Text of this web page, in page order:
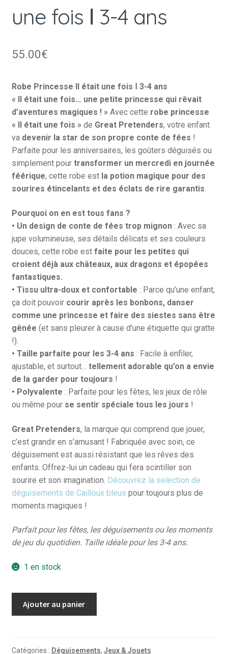
une fois Ⅰ 3-4 ans
55.00€
Robe Princesse Il était une fois Ⅰ 3-4 ans
« Il était une fois… une petite princesse qui rêvait
d’aventures magiques ! »Avec cette robe princesse
« Il était une fois »de Great Pretenders, votre enfant
va devenir la star de son propre conte de fées !
Parfaite pour les anniversaires, les goûters déguisés ou
simplement pour transformer un mercredi en journée
féérique, cette robe est la potion magique pour des
sourires étincelants et des éclats de rire garantis.
Pourquoi on en est tous fans ?
• Un design de conte de fées trop mignon: Avec sa
jupe volumineuse, ses détails délicats et ses couleurs
douces, cette robe est faite pour les petites qui
croient déjà aux châteaux, aux dragons et épopées
fantastiques.
• Tissu ultra-doux et confortable : Parce qu’une enfant,
ça doit pouvoir courir après les bonbons, danser
comme une princesse et faire des siestes sans être
gênée (et sans pleurer à cause d’une étiquette qui gratte
!).
• Taille parfaite pour les 3-4 ans : Facile à enfiler,
ajustable, et surtout… tellement adorable qu’on a envie
de la garder pour toujours !
• Polyvalente : Parfaite pour les fêtes, les jeux de rôle
ou même pour se sentir spéciale tous les jours !
Great Pretenders, la marque qui comprend que jouer,
c’est grandir en s’amusant ! Fabriquée avec soin, ce
déguisement est aussi résistant que les rêves des
enfants. Offrez-lui un cadeau qui fera scintiller son
sourire et son imagination. Découvrez la selection de
déguisements de Cailloux bleus pour toujours plus de
moments magiques !
Parfait pour les fêtes, les déguisements ou les moments
de jeu du quotidien. Taille idéale pour les 3-4 ans.
1 en stock
Il
Ajouter au panier
Catégories : Déguisements, Jeux & Jouets